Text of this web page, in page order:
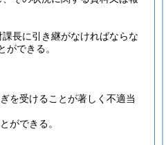
長に引き継がなければならな
できる。
を受けることが著しく不適当
ができる。